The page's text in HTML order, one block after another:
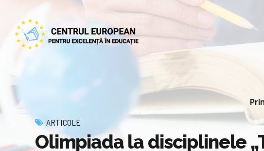
ARTICOLE
Olimpiada la disciplinele